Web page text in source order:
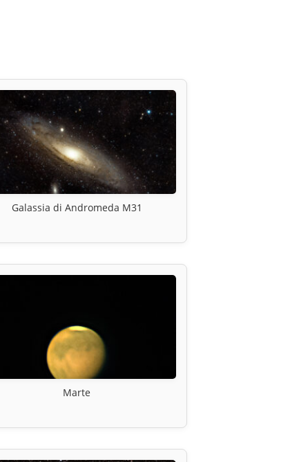
Galassia di Andromeda M31
Marte